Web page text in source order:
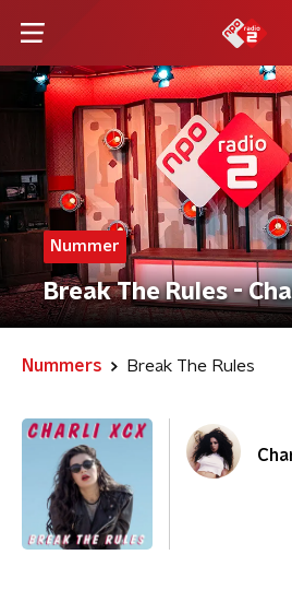
Nummer
Break The Rules -
Nummers Break The Rules